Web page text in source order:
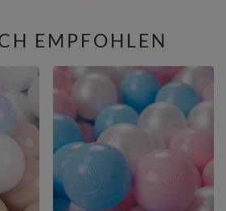
EMPFOHLEN